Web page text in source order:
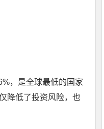
，是全球最低的国家
降低了投资风险，也